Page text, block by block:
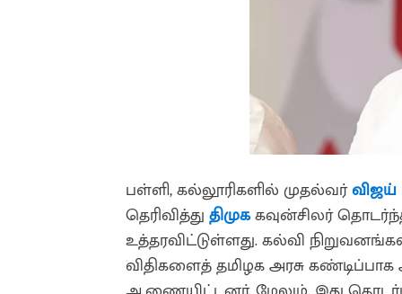
பள்ளி, கல்லூரிகளில் முதல்வர்விஜய்
தெரிவித்துதிமுககவுன்சிலர்
உத்தரவிட்டுள்ளது. கல்வி
விதிகளைத் தமிழக அரசு